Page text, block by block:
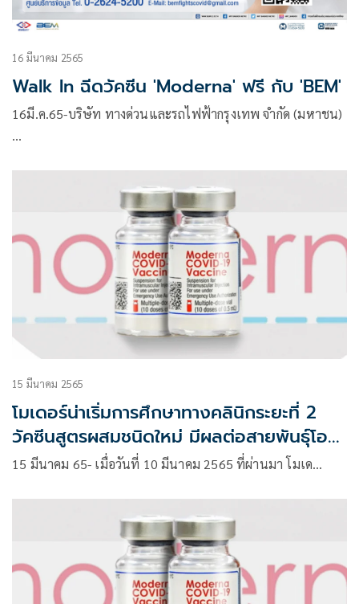
16 มีนาคม 2565
Walk In ฉีดวัคซีน 'Moderna' ฟรี กับ 'BEM'
16มี.ค.65-บริษัท ทางด่วนและรถไฟฟ้ากรุงเทพ จำกัด (มหาชน)
…
15 มีนาคม 2565
โมเดอร์น่าเริ่มการศึกษาทางคลินิกระยะที่ 2
วัคซีนสูตรผสมชนิดใหม่ มีผลต่อสายพันธุ์โอ
ไมครอนในอาสาสมัครคนแรก
15 มีนาคม 65- เมื่อวันที่ 10 มีนาคม 2565 ที่ผ่านมา โมเด…